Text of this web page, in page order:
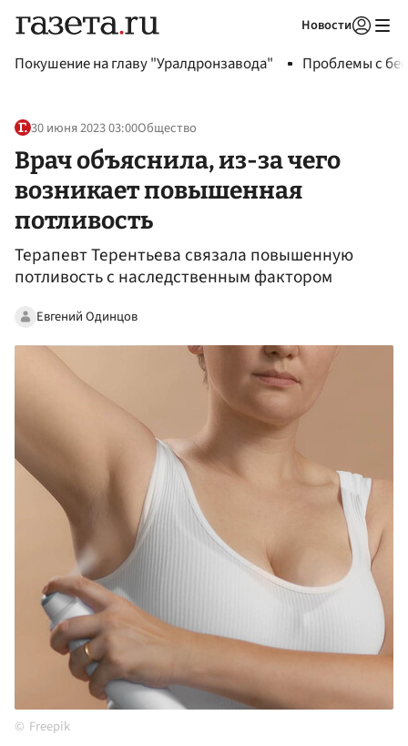
Новости
Покушение на главу "Уралдронзавода" Проблемы с
30 июня 2023 03:00Общество
Врач объяснила, из-за чего
возникает повышенная
потливость
Терапевт Терентьева связала повышенную
потливость с наследственным фактором
Евгений Одинцов
Freepik